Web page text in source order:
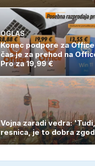
OGLAS
Konec podpore za Office
čas je za prehod na
Pro za 19,99 €
Vojna zaradi vedra:
resnica, je to dobra